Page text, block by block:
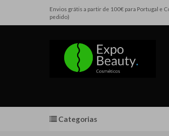
Envios grátis a partir de 100€ para Portugal e
pedido)
Categorias